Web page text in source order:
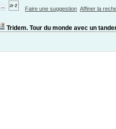
Faire une suggestion Affiner la
Tridem. Tour du monde avec un